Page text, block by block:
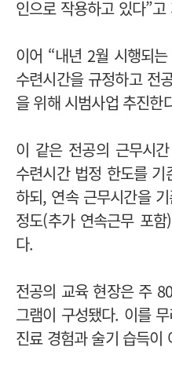
인으로 작용하고 있다”고
이어 “내년 2월 시행되
수련시간을 규정하고 전
을 위해 시범사업 추진한
이 같은 전공의 근무시
수련시간 법정 한도를
하되, 연속 근무시간을
정도(추가 연속근무 포
다.
전공의 교육 현장은 주
그램이 구성됐다. 이를
진료 경험과 술기 습득이